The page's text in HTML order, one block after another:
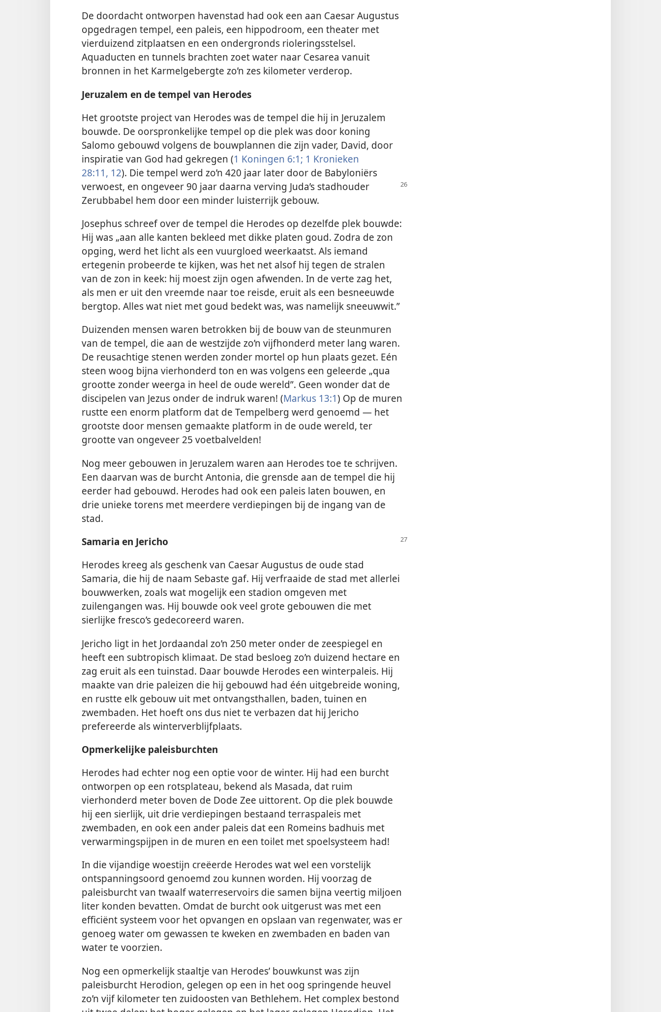
De doordacht ontworpen havenstad had ook een aan Caesar Augustus
opgedragen tempel, een paleis, een hippodroom, een theater met
vierduizend zitplaatsen en een ondergronds rioleringsstelsel.
Aquaducten en tunnels brachten zoet water naar Cesarea vanuit
bronnen in het Karmelgebergte zo’n zes kilometer verderop.
Jeruzalem en de tempel van Herodes
Het grootste project van Herodes was de tempel die hij in Jeruzalem
bouwde. De oorspronkelijke tempel op die plek was door koning
Salomo gebouwd volgens de bouwplannen die zijn vader, David, door
inspiratie van God had gekregen (1 Koningen 6:1; 1 Kronieken
28:11, 12). Die tempel werd zo’n 420 jaar later door de Babyloniërs
verwoest, en ongeveer 90 jaar daarna verving Juda’s stadhouder
Zerubbabel hem door een minder luisterrijk gebouw.
Josephus schreef over de tempel die Herodes op dezelfde plek bouwde:
Hij was „aan alle kanten bekleed met dikke platen goud. Zodra de zon
opging, werd het licht als een vuurgloed weerkaatst. Als iemand
ertegenin probeerde te kijken, was het net alsof hij tegen de stralen
van de zon in keek: hij moest zijn ogen afwenden. In de verte zag het,
als men er uit den vreemde naar toe reisde, eruit als een besneeuwde
bergtop. Alles wat niet met goud bedekt was, was namelijk sneeuwwit.”
Duizenden mensen waren betrokken bij de bouw van de steunmuren
van de tempel, die aan de westzijde zo’n vijfhonderd meter lang waren.
De reusachtige stenen werden zonder mortel op hun plaats gezet. Eén
steen woog bijna vierhonderd ton en was volgens een geleerde „qua
grootte zonder weerga in heel de oude wereld”. Geen wonder dat de
discipelen van Jezus onder de indruk waren! (Markus 13:1) Op de muren
rustte een enorm platform dat de Tempelberg werd genoemd — het
grootste door mensen gemaakte platform in de oude wereld, ter
grootte van ongeveer 25 voetbalvelden!
Nog meer gebouwen in Jeruzalem waren aan Herodes toe te schrijven.
Een daarvan was de burcht Antonia, die grensde aan de tempel die hij
eerder had gebouwd. Herodes had ook een paleis laten bouwen, en
drie unieke torens met meerdere verdiepingen bij de ingang van de
stad.
Samaria en Jericho
Herodes kreeg als geschenk van Caesar Augustus de oude stad
Samaria, die hij de naam Sebaste gaf. Hij verfraaide de stad met allerlei
bouwwerken, zoals wat mogelijk een stadion omgeven met
zuilengangen was. Hij bouwde ook veel grote gebouwen die met
sierlijke fresco’s gedecoreerd waren.
Jericho ligt in het Jordaandal zo’n 250 meter onder de zeespiegel en
heeft een subtropisch klimaat. De stad besloeg zo’n duizend hectare en
zag eruit als een tuinstad. Daar bouwde Herodes een winterpaleis. Hij
maakte van drie paleizen die hij gebouwd had één uitgebreide woning,
en rustte elk gebouw uit met ontvangsthallen, baden, tuinen en
zwembaden. Het hoeft ons dus niet te verbazen dat hij Jericho
prefereerde als winterverblijfplaats.
Opmerkelijke paleisburchten
Herodes had echter nog een optie voor de winter. Hij had een burcht
ontworpen op een rotsplateau, bekend als Masada, dat ruim
vierhonderd meter boven de Dode Zee uittorent. Op die plek bouwde
hij een sierlijk, uit drie verdiepingen bestaand terraspaleis met
zwembaden, en ook een ander paleis dat een Romeins badhuis met
verwarmingspijpen in de muren en een toilet met spoelsysteem had!
In die vijandige woestijn creëerde Herodes wat wel een vorstelijk
ontspanningsoord genoemd zou kunnen worden. Hij voorzag de
paleisburcht van twaalf waterreservoirs die samen bijna veertig miljoen
liter konden bevatten. Omdat de burcht ook uitgerust was met een
efficiënt systeem voor het opvangen en opslaan van regenwater, was er
genoeg water om gewassen te kweken en zwembaden en baden van
water te voorzien.
Nog een opmerkelijk staaltje van Herodes’ bouwkunst was zijn
paleisburcht Herodion, gelegen op een in het oog springende heuvel
zo’n vijf kilometer ten zuidoosten van Bethlehem. Het complex bestond